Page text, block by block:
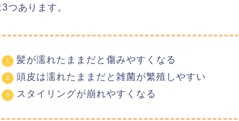
つあります。
髪が濡れたままだと傷みやすくなる
頭皮は濡れたままだと雑菌が繁殖しやすい
スタイリングが崩れやすくなる